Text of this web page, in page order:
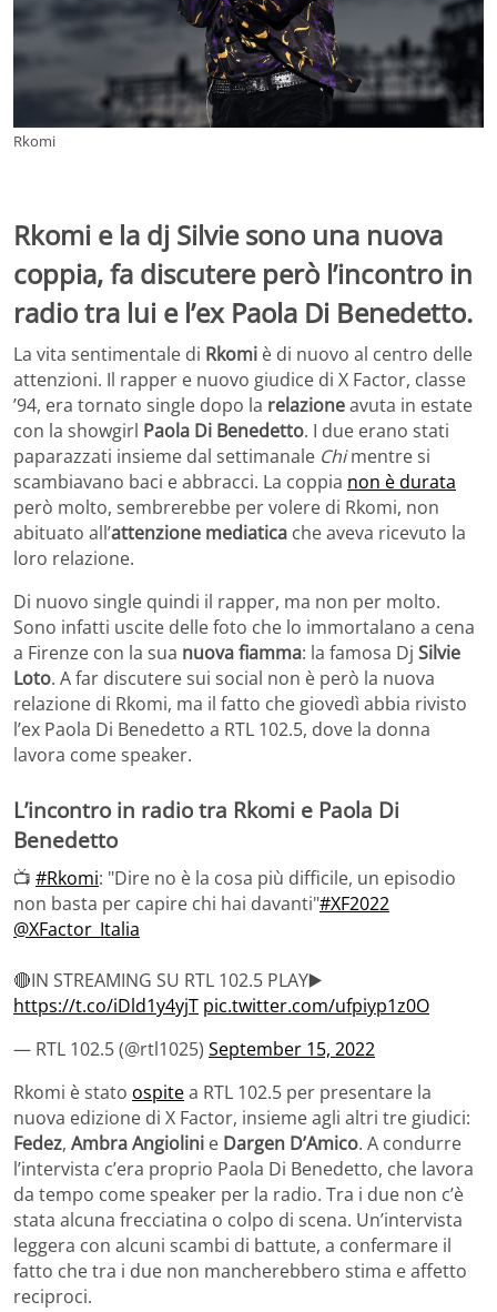
Rkomi
Rkomi e la dj Silvie sono una nuova
coppia, fa discutere però l’incontro in
radio tra lui e l’ex Paola Di Benedetto.
La vita sentimentale di Rkomi è di nuovo al centro delle
attenzioni. Il rapper e nuovo giudice di X Factor, classe
’94, era tornato single dopo la relazioneavuta in estate
con la showgirl Paola Di Benedetto. I due erano stati
paparazzati insieme dal settimanale Chimentre si
scambiavano baci e abbracci. La coppia non è durata
però molto, sembrerebbe per volere di Rkomi, non
abituato all’attenzione mediatica che aveva ricevuto la
loro relazione.
Di nuovo single quindi il rapper, ma non per molto.
Sono infatti uscite delle foto che lo immortalano a cena
a Firenze con la sua nuova fiamma: la famosa Dj Silvie
Loto. A far discutere sui social non è però la nuova
relazione di Rkomi, ma il fatto che giovedì abbia rivisto
l’ex Paola Di Benedetto a RTL 102.5, dove la donna
lavora come speaker.
L’incontro in radio tra Rkomi e Paola Di
Benedetto
📺 #Rkomi: "Dire no è la cosa più difficile, un episodio
non basta per capire chi hai davanti"#XF2022
@XFactor_Italia
🔴IN STREAMING SU RTL 102.5 PLAY▶️
https://t.co/iDld1y4yjT pic.twitter.com/ufpiyp1z0O
— RTL 102.5 (@rtl1025) September 15, 2022
Rkomi è stato ospitea RTL 102.5 per presentare la
nuova edizione di X Factor, insieme agli altri tre giudici:
Fedez, Ambra Angiolini e Dargen D’Amico. A condurre
l’intervista c’era proprio Paola Di Benedetto, che lavora
da tempo come speaker per la radio. Tra i due non c’è
stata alcuna frecciatina o colpo di scena. Un’intervista
leggera con alcuni scambi di battute, a confermare il
fatto che tra i due non mancherebbero stima e affetto
reciproci.